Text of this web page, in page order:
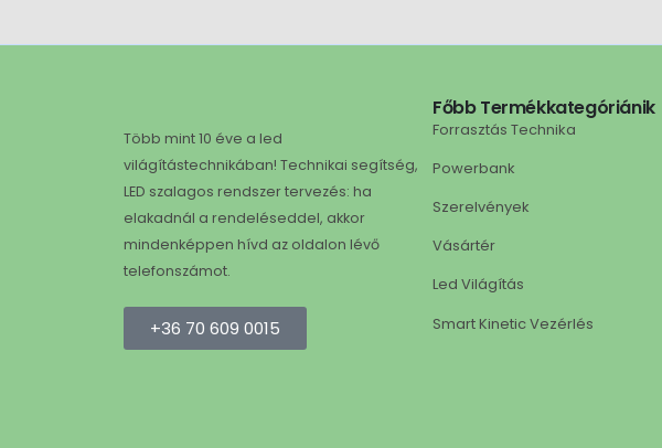
Több mint 10 éve a led
világítástechnikában! Technikai segítség,
LED szalagos rendszer tervezés: ha
elakadnál a rendeléseddel, akkor
mindenképpen hívd az oldalon lévő
telefonszámot.
+36 70 609 0015
Főbb Termékkategóriánik
Forrasztás Technika
Powerbank
Szerelvények
Vásártér
Led Világítás
Smart Kinetic Vezérlés